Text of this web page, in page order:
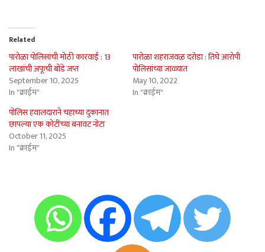
Related
पारोळा पोलिसांची मोठी कारवाई : 13
लाखांची अफूची बोंडे जप्त
September 10, 2025
In "क्राईम"
पारोळा शहराजवळ दरोडा : तिघे आरोपी
पोलिसांच्या जाळ्यात
May 10, 2022
In "क्राईम"
पोलिस हवालदाराने चहाच्या दुकानात
छापल्या एक कोटींच्या बनावट नोटा
October 11, 2025
In "क्राईम"